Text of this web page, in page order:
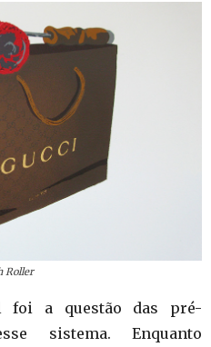
Roller
foi a questão das pré-
sistema. Enquanto